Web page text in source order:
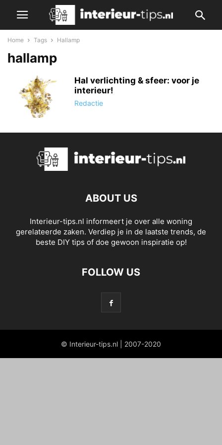
Home Tags Hallamp
hallamp
Hal verlichting & sfeer: voor je
interieur!
Redactie
ABOUT US
Interieur-tips.nl informeert je over alle woning
gerelateerde zaken. Verdiep je in de laatste trends, de
beste DIY tips of doe gewoon inspiratie op!
FOLLOW US
© Interieur-tips.nl | 2007-2020